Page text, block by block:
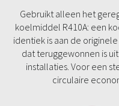
Gebruikt alleen het
koelmiddel R410A: een
identiek is aan de
dat teruggewonnen is
installaties. Voor een
circulaire